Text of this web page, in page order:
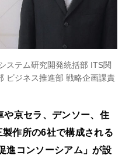
ステム研究開発統括部 ITS関
ビジネス推進部 戦略企画課責
京セラ、デンソー、住
作所の6社で構成される
進コンソーシアム」が設